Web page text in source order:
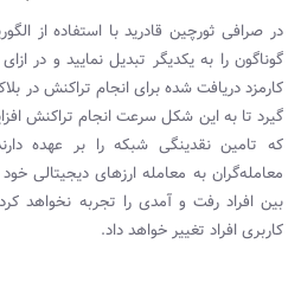
در صرافی ثورچین قادرید با استفاده از
گوناگون را به یکدیگر تبدیل نمایید و در
کارمزد دریافت شده برای انجام تراکنش در
گیرد تا به این شکل سرعت انجام تراکنش
که تامین نقدینگی شبکه را بر عهده
معامله‌گران به معامله ارزهای دیجیتالی
بین افراد رفت و آمدی را تجربه نخواهد
کاربری افراد تغییر خواهد داد.